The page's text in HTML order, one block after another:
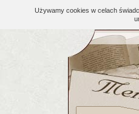
Używamy cookies w celach